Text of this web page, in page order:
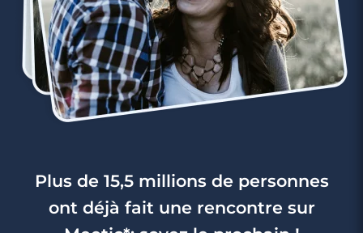
Plus de 15,5 millions de personnes
ont déjà fait une rencontre sur